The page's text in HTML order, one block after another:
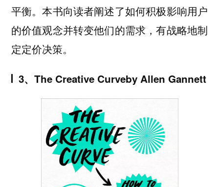
平衡。本书向读者阐述了如何积极影响用户
的价值观念并转变他们的需求，有战略地制
定定价决策。
3、 The Creative Curveby Allen Gannett